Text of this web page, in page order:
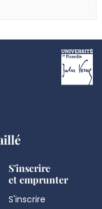
S'inscrire
et emprunter
S'inscrire